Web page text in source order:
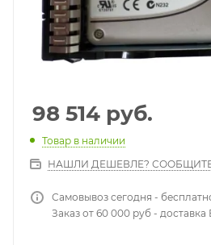
98 514 руб.
Товар в наличии
НАШЛИ ДЕШЕВЛЕ?
Самовывоз сегодня -
Заказ от 60 000 руб -